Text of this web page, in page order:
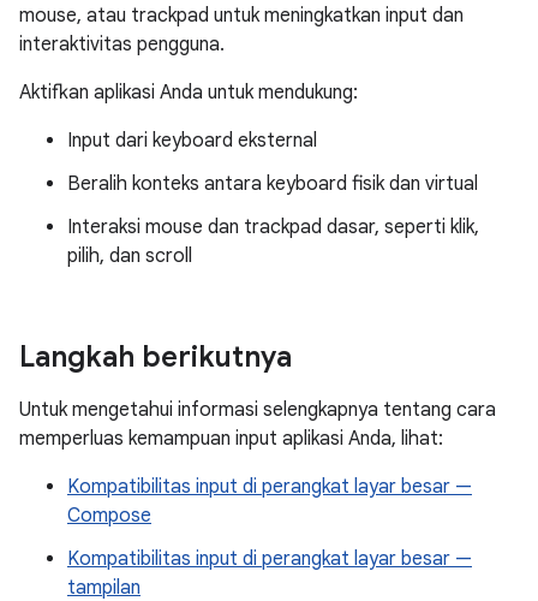
mouse, atau trackpad untuk meningkatkan input dan
interaktivitas pengguna.
Aktifkan aplikasi Anda untuk mendukung:
Input dari keyboard eksternal
Beralih konteks antara keyboard fisik dan virtual
Interaksi mouse dan trackpad dasar, seperti klik,
pilih, dan scroll
Langkah berikutnya
Untuk mengetahui informasi selengkapnya tentang cara
memperluas kemampuan input aplikasi Anda, lihat:
Kompatibilitas input di perangkat layar besar —
Compose
Kompatibilitas input di perangkat layar besar —
tampilan